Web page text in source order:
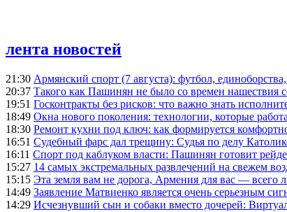
лента новостей
21:30 Армянский спорт (7 августа): футбол,
20:37 Такого как Пашинян не было со времен нашествия
19:51 Госконтракты без рисков: что важно знать
18:49 Окна нового поколения: технологии, которые
18:30 Ремонт кухни под ключ: как формируется
16:51 Судебный фарс дал трещину: Судья по делу
16:11 Спорт под каблуком власти: Пашинян готовит
15:27 14 самых экстремальных развлечений на свежем
15:15 Эта земля вам не дорога, Армения для вас — всего
14:49 Заявление Матвиенко является очень серьезным
14:29 Исчезнувший сын и собаки вместо дочерей: